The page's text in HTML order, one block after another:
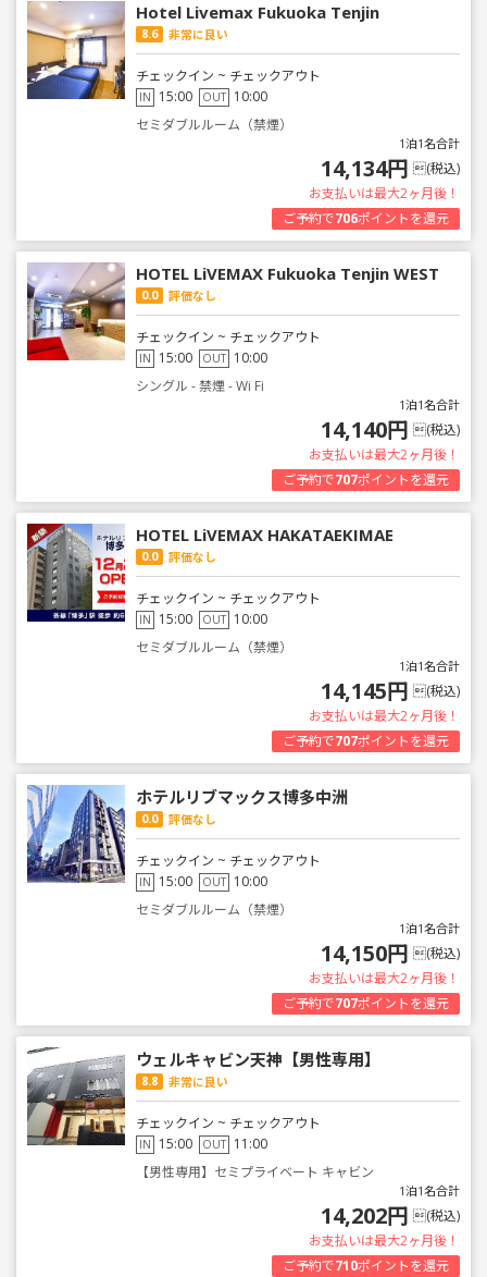
Hotel Livemax Fukuoka Tenjin
8.6 非常に良い
チェックイン ~ チェックアウト
IN 15:00 OUT 10:00
セミダブルルーム（禁煙）
1泊1名合計
14,134円 (税込)
お支払いは最大2ヶ月後！
ご予約で706ポイントを還元
HOTEL LiVEMAX Fukuoka Tenjin WEST
0.0 評価なし
チェックイン ~ チェックアウト
IN 15:00 OUT 10:00
シングル - 禁煙 - Wi Fi
1泊1名合計
14,140円 (税込)
お支払いは最大2ヶ月後！
ご予約で707ポイントを還元
HOTEL LiVEMAX HAKATAEKIMAE
0.0 評価なし
チェックイン ~ チェックアウト
IN 15:00 OUT 10:00
セミダブルルーム（禁煙）
1泊1名合計
14,145円 (税込)
お支払いは最大2ヶ月後！
ご予約で707ポイントを還元
ホテルリブマックス博多中洲
0.0 評価なし
チェックイン ~ チェックアウト
IN 15:00 OUT 10:00
セミダブルルーム（禁煙）
1泊1名合計
14,150円 (税込)
お支払いは最大2ヶ月後！
ご予約で707ポイントを還元
ウェルキャビン天神【男性専用】
8.8 非常に良い
チェックイン ~ チェックアウト
IN 15:00 OUT 11:00
【男性専用】セミプライベート キャビン
1泊1名合計
14,202円 (税込)
お支払いは最大2ヶ月後！
ご予約で710ポイントを還元